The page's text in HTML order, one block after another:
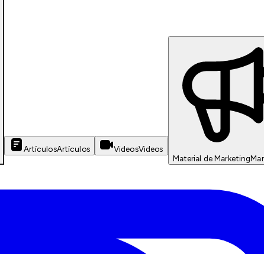
ArtículosArtículos VideosVideos
Material de Marketing